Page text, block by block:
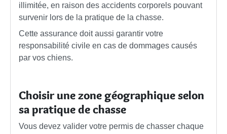
illimitée, en raison des accidents corporels pouvant
survenir lors de la pratique de la chasse.
Cette assurance doit aussi garantir votre
responsabilité civile en cas de dommages causés
par vos chiens.
Choisir une zone géographique selon
sa pratique de chasse
Vous devez valider votre permis de chasser chaque